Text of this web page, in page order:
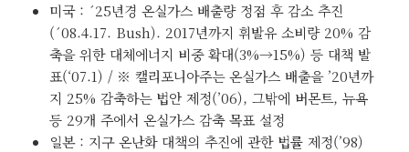
미국 : ´25년경 온실가스 배출량 정점 후 감소 추진
(´08.4.17. Bush). 2017년까지 휘발유 소비량 20% 감
축을 위한 대체에너지 비중 확대(3%→15%) 등 대책 발
표(‘07.1) / ※ 캘리포니아주는 온실가스 배출을 ’20년까
지 25% 감축하는 법안 제정(’06), 그밖에 버몬트, 뉴욕
등 29개 주에서 온실가스 감축 목표 설정
일본 : 지구 온난화 대책의 추진에 관한 법률 제정(’98)